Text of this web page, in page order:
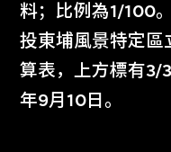
料；比例為1/100
投東埔風景特定區
算表，上方標有3/
年9月10日。